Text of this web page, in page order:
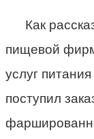
Как
пищевой
услуг
поступил